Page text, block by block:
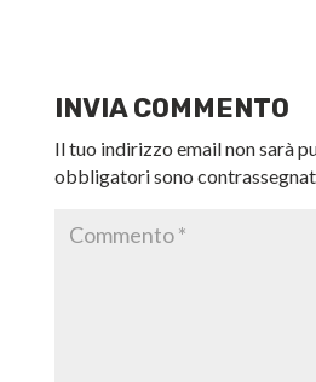
INVIA COMMENTO
Il tuo indirizzo email non sarà
obbligatori sono